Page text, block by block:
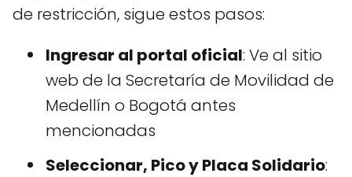
de restricción, sigue estos pasos:
Ingresar al portal oficial: Ve al sitio
web de la Secretaría de Movilidad de
Medellín o Bogotá antes
mencionadas
Seleccionar, Pico y Placa Solidario: